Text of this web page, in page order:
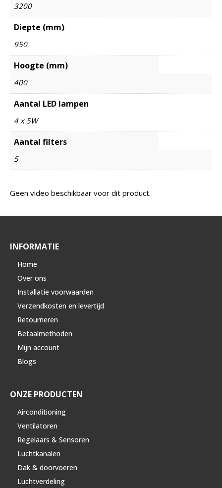
3200
Diepte (mm)
950
Hoogte (mm)
400
Aantal LED lampen
4 x 5W
Aantal filters
5
Geen video beschikbaar voor dit product.
INFORMATIE
Home
Over ons
Installatie voorwaarden
Verzendkosten en levertijd
Retourneren
Betaalmethoden
Mijn account
Blogs
ONZE PRODUCTEN
Airconditioning
Ventilatoren
Regelaars & Sensoren
Luchtkanalen
Dak & doorvoeren
Luchtverdeling